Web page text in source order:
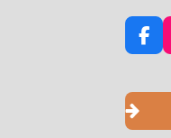
F
a
e
o